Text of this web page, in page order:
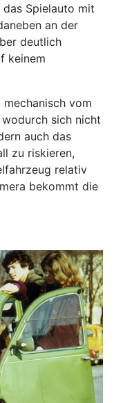
Spielauto mit
an der
deutlich
keinem
vom
sich nicht
auch das
zu riskieren,
relativ
bekommt die